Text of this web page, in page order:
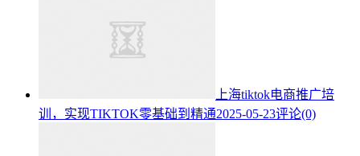
上海tiktok电商推广培
训，实现TIKTOK零基础到精通2025-05-23评论(0)